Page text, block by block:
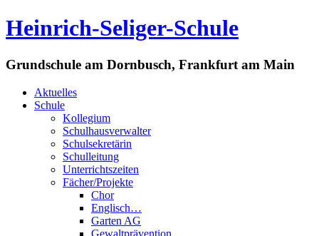
Heinrich-Seliger-Schule
Grundschule am Dornbusch, Frankfurt am Main
Aktuelles
Schule
Kollegium
Schulhausverwalter
Schulsekretärin
Schulleitung
Unterrichtszeiten
Fächer/Projekte
Chor
Englisch…
Garten AG
Gewaltprävention